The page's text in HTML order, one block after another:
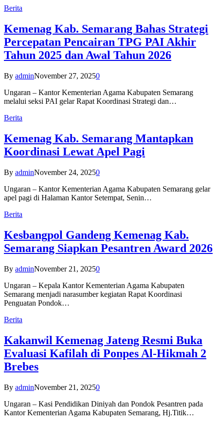
Berita
Kemenag Kab. Semarang Bahas Strategi
Percepatan Pencairan TPG PAI Akhir
Tahun 2025 dan Awal Tahun 2026
By adminNovember 27, 20250
Ungaran – Kantor Kementerian Agama Kabupaten Semarang
melalui seksi PAI gelar Rapat Koordinasi Strategi dan…
Berita
Kemenag Kab. Semarang Mantapkan
Koordinasi Lewat Apel Pagi
By adminNovember 24, 20250
Ungaran – Kantor Kementerian Agama Kabupaten Semarang gelar
apel pagi di Halaman Kantor Setempat, Senin…
Berita
Kesbangpol Gandeng Kemenag Kab.
Semarang Siapkan Pesantren Award 2026
By adminNovember 21, 20250
Ungaran – Kepala Kantor Kementerian Agama Kabupaten
Semarang menjadi narasumber kegiatan Rapat Koordinasi
Penguatan Pondok…
Berita
Kakanwil Kemenag Jateng Resmi Buka
Evaluasi Kafilah di Ponpes Al-Hikmah 2
Brebes
By adminNovember 21, 20250
Ungaran – Kasi Pendidikan Diniyah dan Pondok Pesantren pada
Kantor Kementerian Agama Kabupaten Semarang, Hj.Titik…